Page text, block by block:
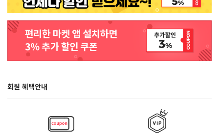
회원 혜택안내